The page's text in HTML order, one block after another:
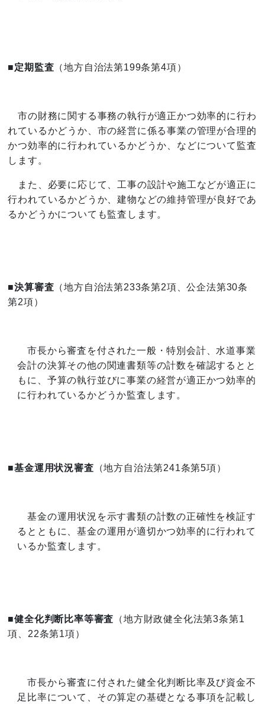
■定期監査 （地方自治法第199条第4項）
市の財務に関する事務の執行が適正かつ効率的に行わ
れているかどうか、市の経営に係る事業の管理が合理的
かつ効率的に行われているかどうか、などについて監査
します。
また、必要に応じて、工事の設計や施工などが適正に
行われているかどうか、建物などの維持管理が良好であ
るかどうかについても監査します。
■決算審査 （地方自治法第233条第2項、公企法第30条
第2項）
市長から審査を付された一般・特別会計、水道事業
会計の決算その他の関連書類等の計数を確認するとと
もに、予算の執行並びに事業の経営が適正かつ効率的
に行われているかどうか監査します。
■基金運用状況審査 （地方自治法第241条第5項）
基金の運用状況を示す書類の計数の正確性を検証す
るとともに、基金の運用が適切かつ効率的に行われて
いるか監査します。
■健全化判断比率等審査 （地方財政健全化法第3条第1
項、22条第1項）
市長から審査に付された健全化判断比率及び資金不
足比率について、その算定の基礎となる事項を記載し